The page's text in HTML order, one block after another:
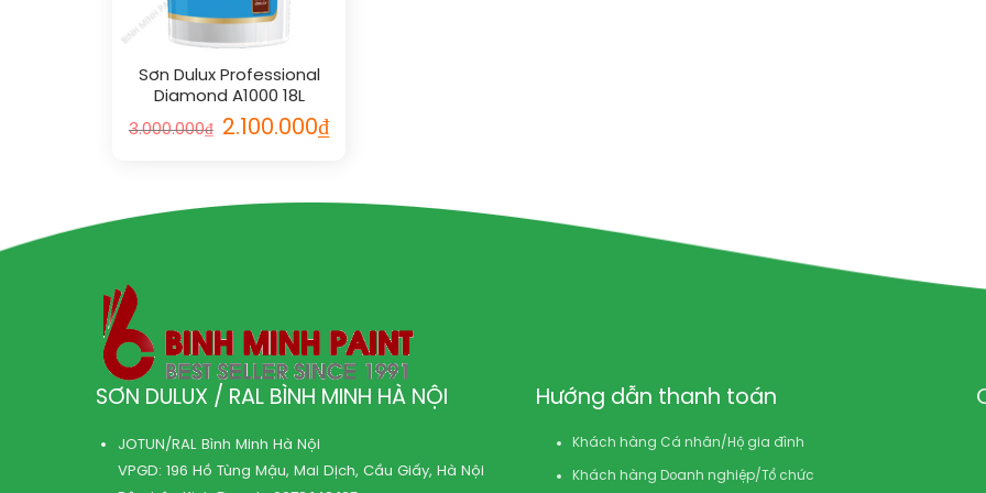
Sơn Dulux Professional
Diamond A1000 18L
3.000.000₫ 2.100.000₫
SƠN DULUX / RAL BÌNH MINH HÀ NỘI
JOTUN/RAL Bình Minh Hà Nội
VPGD: 196 Hồ Tùng Mậu, Mai Dịch, Cầu Giấy, Hà Nội
Hướng dẫn thanh toán
Khách hàng Cá nhân/Hộ gia đình
Khách hàng Doanh nghiệp/Tổ chức